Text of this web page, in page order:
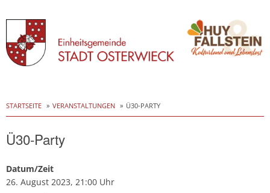
to
content
STARTSEITE VERANSTALTUNGEN Ü30-PARTY
Ü30-Party
Datum/Zeit
26. August 2023, 21:00 Uhr